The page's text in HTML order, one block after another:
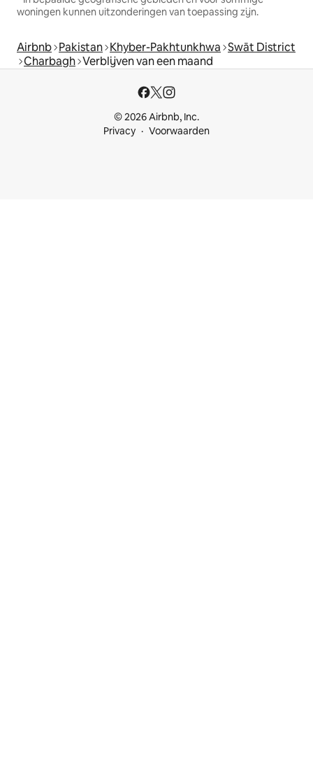
woningen kunnen uitzonderingen van toepassing zijn.
Airbnb Pakistan Khyber-Pakhtunkhwa Swāt District
Charbagh Verblijven van een maand
© 2026 Airbnb, Inc.
Privacy
Voorwaarden